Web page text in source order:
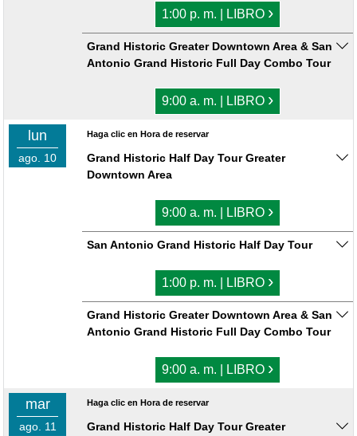
1:00 p. m. | LIBRO ›
Grand Historic Greater Downtown Area & San
Antonio Grand Historic Full Day Combo Tour
9:00 a. m. | LIBRO ›
lun
ago. 10
Haga clic en Hora de reservar
Grand Historic Half Day Tour Greater
Downtown Area
9:00 a. m. | LIBRO ›
San Antonio Grand Historic Half Day Tour
1:00 p. m. | LIBRO ›
Grand Historic Greater Downtown Area & San
Antonio Grand Historic Full Day Combo Tour
9:00 a. m. | LIBRO ›
mar
ago. 11
Haga clic en Hora de reservar
Grand Historic Half Day Tour Greater